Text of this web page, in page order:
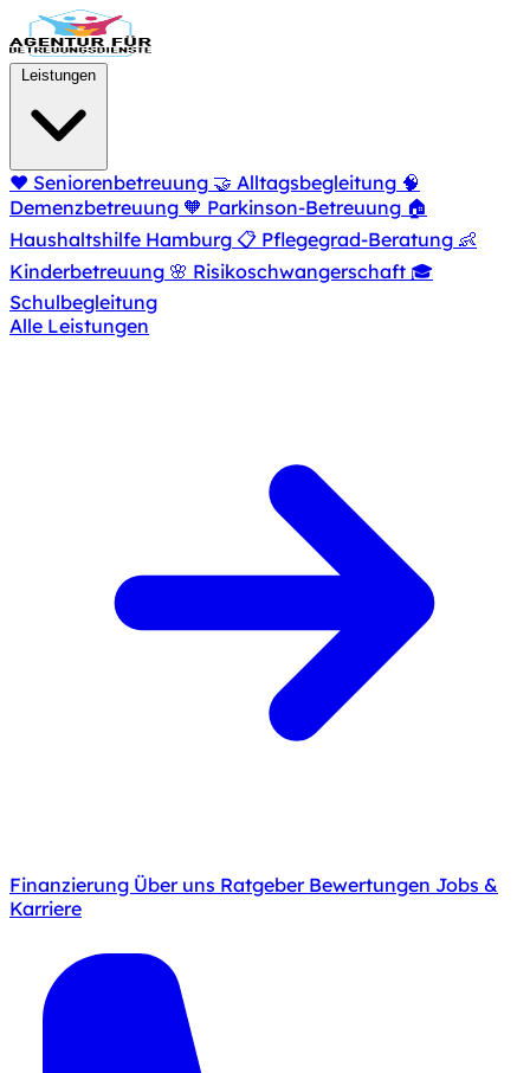
Zum Hauptinhalt springen
❤️ Seniorenbetreuung 🤝 Alltagsbegleitung 🧠
Demenzbetreuung 🧡 Parkinson-Betreuung 🏠
Haushaltshilfe Hamburg 📋 Pflegegrad-Beratung 👶
Kinderbetreuung 🌸 Risikoschwangerschaft 🎓
Schulbegleitung
Alle Leistungen
Finanzierung Über uns Ratgeber Bewertungen Jobs &
Karriere